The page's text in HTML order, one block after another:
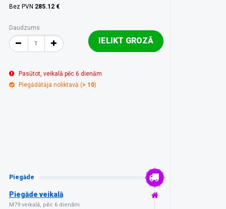
Bez PVN 285.12 €
Daudzums
IELIKT GROZĀ
Pasūtot, veikalā pēc 6 dienām
Piegādātāja noliktavā (> 10)
Piegāde
Piegāde veikalā
M79 veikalā, pēc 6 dienām